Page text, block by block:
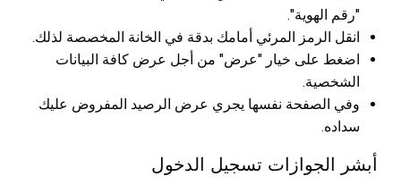
"رقم الهوية".
انقل الرمز المرئي أمامك بدقة في الخانة المخصصة لذلك.
اضغط على خيار "عرض" من أجل عرض كافة البيانات
الشخصية.
وفي الصفحة نفسها يجري عرض الرصيد المفروض عليك
سداده.
أبشر الجوازات تسجيل الدخول